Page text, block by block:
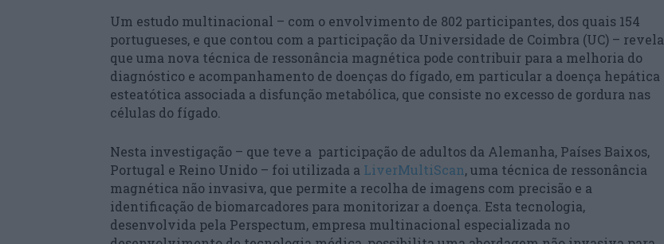
Um estudo multinacional – com o envolvimento de 802 participantes, dos quais 154
portugueses, e que contou com a participação da Universidade de Coimbra (UC) – revela
que uma nova técnica de ressonância magnética pode contribuir para a melhoria do
diagnóstico e acompanhamento de doenças do fígado, em particular a doença hepática
esteatótica associada a disfunção metabólica, que consiste no excesso de gordura nas
células do fígado.
Nesta investigação – que teve a participação de adultos da Alemanha, Países Baixos,
Portugal e Reino Unido – foi utilizada a LiverMultiScan, uma técnica de ressonância
magnética não invasiva, que permite a recolha de imagens com precisão e a
identificação de biomarcadores para monitorizar a doença. Esta tecnologia,
desenvolvida pela Perspectum, empresa multinacional especializada no